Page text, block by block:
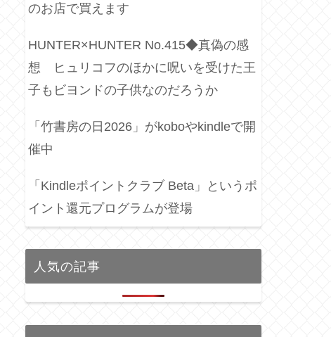
のお店で買えます
HUNTER×HUNTER No.415◆真偽の感
想 ヒュリコフのほかに呪いを受けた王
子もビヨンドの子供なのだろうか
「竹書房の日2026」がkoboやkindleで開
催中
「Kindleポイントクラブ Beta」というポ
イント還元プログラムが登場
人気の記事